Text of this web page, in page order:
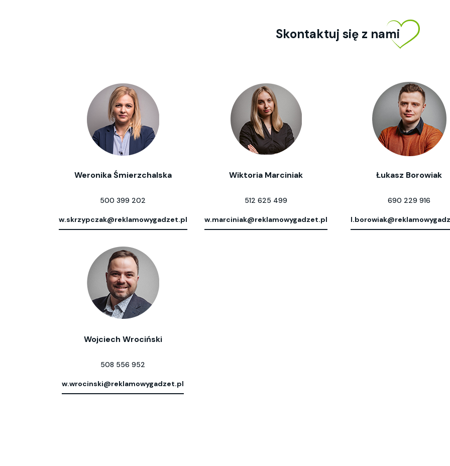
Skontaktuj się z nami
Weronika Śmierzchalska
500 399 202
w.skrzypczak@reklamowygadzet.pl
Wiktoria Marciniak
512 625 499
w.marciniak@reklamowygadzet.pl
Łukasz Borowiak
690 229 916
Wojciech Wrociński
508 556 952
w.wrocinski@reklamowygadzet.pl